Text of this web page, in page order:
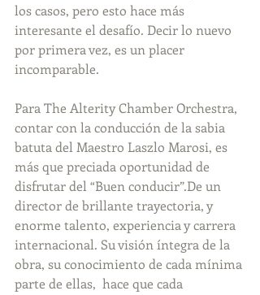
los casos, pero esto hace más
interesante el desafío. Decir lo nuevo
por primera vez, es un placer
incomparable.
Para The Alterity Chamber Orchestra,
contar con la conducción de la sabia
batuta del Maestro Laszlo Marosi, es
más que preciada oportunidad de
disfrutar del “Buen conducir”.De un
director de brillante trayectoria, y
enorme talento, experiencia y carrera
internacional. Su visión íntegra de la
obra, su conocimiento de cada mínima
parte de ellas,  hace que cada